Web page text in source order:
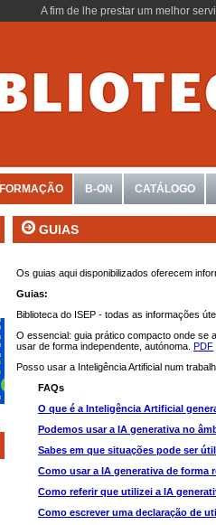
A fim de lhe prestar um melhor
FORMAÇÃO B-ON CATÁLOGO
GUIAS
Os guias aqui disponibilizados oferecem
Guias:
Biblioteca do ISEP - todas as informações
O essencial: guia prático compacto onde se
usar de forma independente, autónoma. PDF
Posso usar a Inteligência Artificial num
FAQs
O que é a Inteligência Artificial
Podemos usar a IA generativa no
Sabes em que situações pode ser
Como usar a IA generativa de forma
Como referir que utilizei a IA
Como escrever uma declaração de